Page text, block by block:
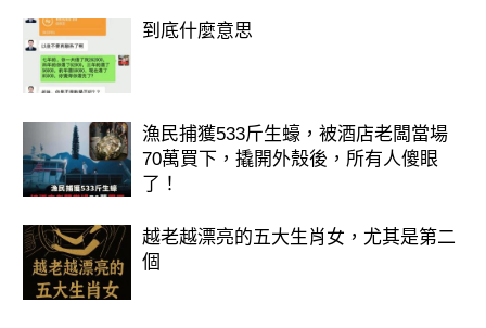
到底什麼意思
漁民捕獲533斤生蠔，被酒店老闆當場
70萬買下，撬開外殼後，所有人傻眼
了！
越老越漂亮的五大生肖女，尤其是第二
個